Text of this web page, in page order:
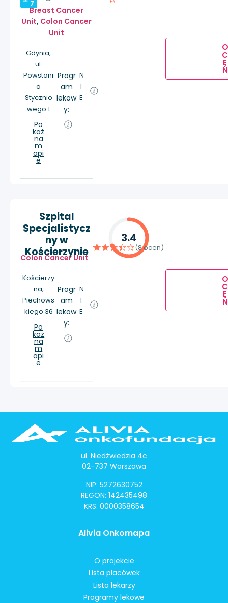
7
Breast Cancer
Unit, Colon Cancer
Unit
Gdynia,
ul.
Powstani
a
Stycznio
wego 1
Po
każ
na
m
api
e
Progr
am
lekow
y:
N
I
E
O
C
E
Ń
Szpital
Specjalistycz
ny w
Kościerzynie
Colon Cancer Unit
Kościerzy
na,
Piechows
kiego 36
Po
każ
na
m
api
e
Progr
am
lekow
y:
N
I
E
3.4
(8 ocen)
O
C
E
Ń
ul. Niedźwiedzia 4c
02-737 Warszawa
NIP: 5272630752
REGON: 142435498
KRS: 0000358654
Alivia Onkomapa
O projekcie
Lista placówek
Lista lekarzy
Programy lekowe